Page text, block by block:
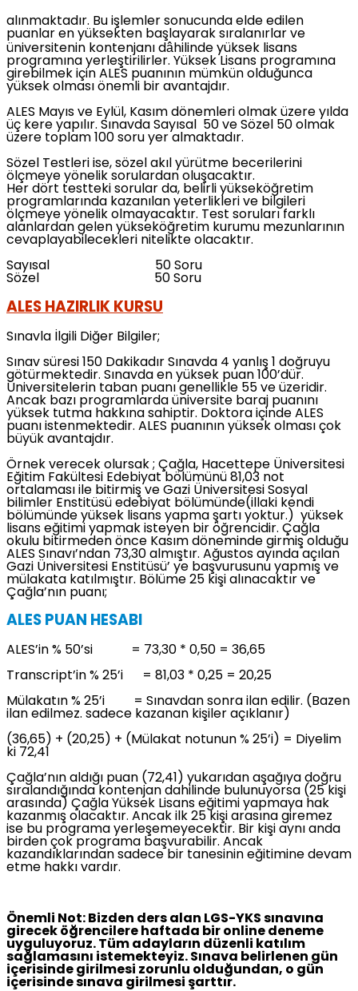
alınmaktadır. Bu işlemler sonucunda elde edilen
puanlar en yüksekten başlayarak sıralanırlar ve
üniversitenin kontenjanı dâhilinde yüksek lisans
programına yerleştirilirler. Yüksek Lisans programına
girebilmek için ALES puanının mümkün olduğunca
yüksek olması önemli bir avantajdır.
ALES Mayıs ve Eylül, Kasım dönemleri olmak üzere yılda
üç kere yapılır. Sınavda Sayısal 50 ve Sözel 50 olmak
üzere toplam 100 soru yer almaktadır.
Sözel Testleri ise, sözel akıl yürütme becerilerini
ölçmeye yönelik sorulardan oluşacaktır.
Her dört testteki sorular da, belirli yükseköğretim
programlarında kazanılan yeterlikleri ve bilgileri
ölçmeye yönelik olmayacaktır. Test soruları farklı
alanlardan gelen yükseköğretim kurumu mezunlarının
cevaplayabilecekleri nitelikte olacaktır.
Sayısal 50 Soru
Sözel 50 Soru
ALES HAZIRLIK KURSU
Sınavla İlgili Diğer Bilgiler;
Sınav süresi 150 Dakikadır Sınavda 4 yanlış 1 doğruyu
götürmektedir. Sınavda en yüksek puan 100’dür.
Üniversitelerin taban puanı genellikle 55 ve üzeridir.
Ancak bazı programlarda üniversite baraj puanını
yüksek tutma hakkına sahiptir. Doktora içinde ALES
puanı istenmektedir. ALES puanının yüksek olması çok
büyük avantajdır.
Örnek verecek olursak ; Çağla, Hacettepe Üniversitesi
Eğitim Fakültesi Edebiyat bölümünü 81,03 not
ortalaması ile bitirmiş ve Gazi Üniversitesi Sosyal
bilimler Enstitüsü edebiyat bölümünde(illaki kendi
bölümünde yüksek lisans yapma şartı yoktur.) yüksek
lisans eğitimi yapmak isteyen bir öğrencidir. Çağla
okulu bitirmeden önce Kasım döneminde girmiş olduğu
ALES Sınavı’ndan 73,30 almıştır. Ağustos ayında açılan
Gazi Üniversitesi Enstitüsü’ ye başvurusunu yapmış ve
mülakata katılmıştır. Bölüme 25 kişi alınacaktır ve
Çağla’nın puanı;
ALES PUAN HESABI
ALES’in % 50’si = 73,30 * 0,50 = 36,65
Transcript’in % 25’i = 81,03 * 0,25 = 20,25
Mülakatın % 25’i = Sınavdan sonra ilan edilir. (Bazen
ilan edilmez. sadece kazanan kişiler açıklanır)
(36,65) + (20,25) + (Mülakat notunun % 25’i) = Diyelim
ki 72,41
Çağla’nın aldığı puan (72,41) yukarıdan aşağıya doğru
sıralandığında kontenjan dahilinde bulunuyorsa (25 kişi
arasında) Çağla Yüksek Lisans eğitimi yapmaya hak
kazanmış olacaktır. Ancak ilk 25 kişi arasına giremez
ise bu programa yerleşemeyecektir. Bir kişi aynı anda
birden çok programa başvurabilir. Ancak
kazandıklarından sadece bir tanesinin eğitimine devam
etme hakkı vardır.
Önemli Not: Bizden ders alan LGS-YKS sınavına
girecek öğrencilere haftada bir online deneme
uyguluyoruz. Tüm adayların düzenli katılım
sağlamasını istemekteyiz. Sınava belirlenen gün
içerisinde girilmesi zorunlu olduğundan, o gün
içerisinde sınava girilmesi şarttır.